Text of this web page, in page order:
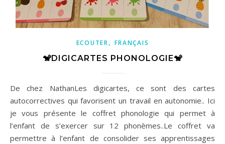
ECOUTER, FRANÇAIS
🐒DIGICARTES PHONOLOGIE🐒
De chez NathanLes digicartes, ce sont des cartes
autocorrectives qui favorisent un travail en autonomie.. Ici
je vous présente le coffret phonologie qui permet à
l’enfant de s’exercer sur 12 phonèmes..Le coffret va
permettre à l’enfant de consolider ses apprentissages